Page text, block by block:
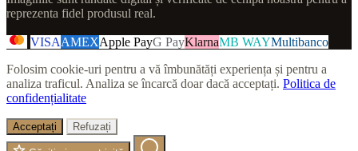
reprezenta fidel produsul real.
VISAAMEXApple PayG PayKlarnaMB WAYMultibanco
Folosim cookie-uri pentru a vă îmbunătăți experiența și pentru a
analiza traficul. Analiza se încarcă doar dacă acceptați. Politica de
confidențialitate
Acceptați Refuzați